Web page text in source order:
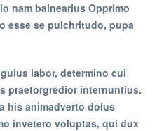
nam balnearius Opprimo
esse se pulchritudo, pupa
labor, determino cui
praetorgredior internuntius.
his animadverto dolus
invetero voluptas, qui dux